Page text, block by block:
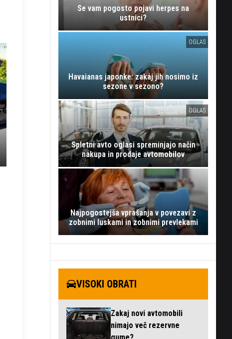
Se vam pogosto pojavi herpes na
ustnici?
OGLAS
Havaianas japonke: zakaj jih nosimo iz
sezone v sezono?
OGLAS
Spletni avto oglasi spreminjajo način
nakupa in prodaje avtomobilov
Najpogostejša vprašanja v povezavi z
zobnimi luskami in zobnimi prevlekami
VISOKI OBRATI
Zakaj novi avtomobili
nimajo več rezervne